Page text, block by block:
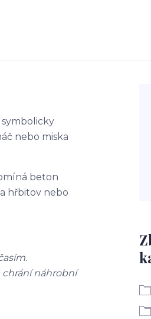
symbolicky
nebo miska
beton
hřbitov nebo
chrání náhrobní